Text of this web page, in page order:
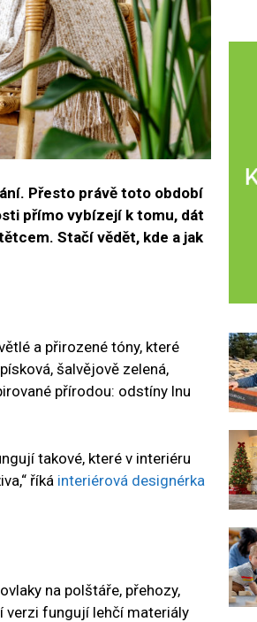
Přesto právě toto období
přímo vybízejí k tomu, dát
Stačí vědět, kde a jak
a přirozené tóny, které
šalvějově zelená,
přírodou: odstíny lnu
takové, které v interiéru
říká interiérová designérka
na polštáře, přehozy,
verzi fungují lehčí materiály